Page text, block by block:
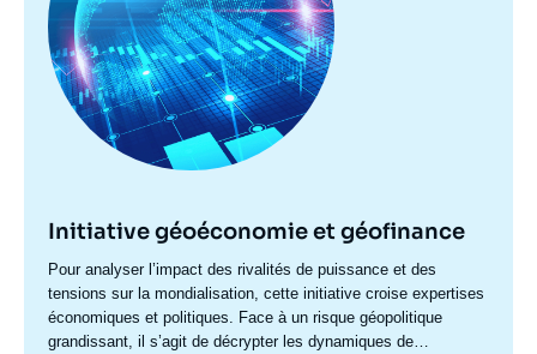
Initiative géoéconomie et géofinance
Accroche
centre
Pour analyser l’impact des rivalités de puissance et des
tensions sur la mondialisation, cette initiative croise expertises
économiques et politiques. Face à un risque géopolitique
grandissant, il s’agit de décrypter les dynamiques de